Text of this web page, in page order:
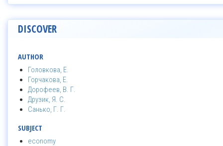
DISCOVER
AUTHOR
Головкова, Е.
Горчакова, Е.
Дорофеев, В. Г.
Друзик, Я. С.
Санько, Г. Г.
SUBJECT
economy